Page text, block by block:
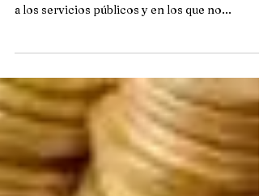
Los convenios celebrados entre los